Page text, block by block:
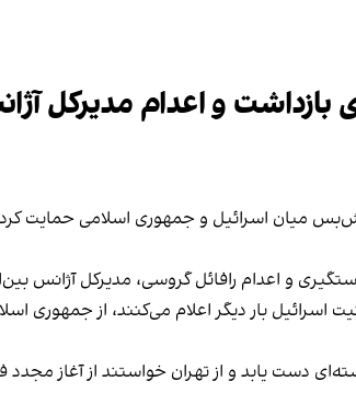
بازداشت و اعدام مدیرکل
میان اسرائیل و جمهوری اسلامی حمایت
و اعدام رافائل گروسی، مدیرکل آژانس
اسرائیل بار دیگر اعلام می‌کنند، از جمهوری
دست یابد و از تهران خواستند از آغاز